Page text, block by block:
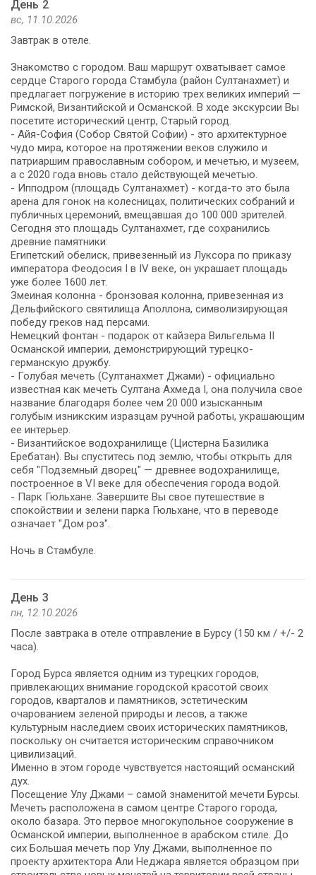
День 2
вс, 11.10.2026
Завтрак в отеле.
Знакомство с городом. Ваш маршрут охватывает самое
сердце Старого города Стамбула (район Султанахмет) и
предлагает погружение в историю трех великих империй —
Римской, Византийской и Османской. В ходе экскурсии Вы
посетите исторический центр, Старый город.
- Айя-София (Собор Святой Софии) - это архитектурное
чудо мира, которое на протяжении веков служило и
патриаршим православным собором, и мечетью, и музеем,
а с 2020 года вновь стало действующей мечетью.
- Ипподром (площадь Султанахмет) - когда-то это была
арена для гонок на колесницах, политических собраний и
публичных церемоний, вмещавшая до 100 000 зрителей.
Сегодня это площадь Султанахмет, где сохранились
древние памятники:
Египетский обелиск, привезенный из Луксора по приказу
императора Феодосия I в IV веке, он украшает площадь
уже более 1600 лет.
Змеиная колонна - бронзовая колонна, привезенная из
Дельфийского святилища Аполлона, символизирующая
победу греков над персами.
Немецкий фонтан - подарок от кайзера Вильгельма II
Османской империи, демонстрирующий турецко-
германскую дружбу.
- Голубая мечеть (Султанахмет Джами) - официально
известная как мечеть Султана Ахмеда I, она получила свое
название благодаря более чем 20 000 изысканным
голубым изникским изразцам ручной работы, украшающим
ее интерьер.
- Византийское водохранилище (Цистерна Базилика
Еребатан). Вы спуститесь под землю, чтобы открыть для
себя "Подземный дворец" — древнее водохранилище,
построенное в VI веке для обеспечения города водой.
- Парк Гюльхане. Завершите Вы свое путешествие в
спокойствии и зелени парка Гюльхане, что в переводе
означает "Дом роз".
Ночь в Стамбуле.
День 3
пн, 12.10.2026
После завтрака в отеле отправление в Бурсу (150 км / +/- 2
часа).
Город Бурса является одним из турецких городов,
привлекающих внимание городской красотой своих
городов, кварталов и памятников, эстетическим
очарованием зеленой природы и лесов, а также
культурным наследием своих исторических памятников,
поскольку он считается историческим справочником
цивилизаций.
Именно в этом городе чувствуется настоящий османский
дух.
Посещение Улу Джами – самой знаменитой мечети Бурсы.
Мечеть расположена в самом центре Старого города,
около базара. Это первое многокупольное сооружение в
Османской империи, выполненное в арабском стиле. До
сих Большая мечеть пор Улу Джами, выполненное по
проекту архитектора Али Неджара является образцом при